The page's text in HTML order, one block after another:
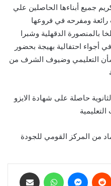
جميع أبناءها الحاصلين علي
رائعة ومفرحه في فروعها
بالمنصورة الدقهلية وشبرا
أجواء احتفالية بهيجة بحضور
التعليمي وضيوف الشرف من
حاصلة على شهادة الايزو
من المركز القومي للجودة
ماسنجر واتساب